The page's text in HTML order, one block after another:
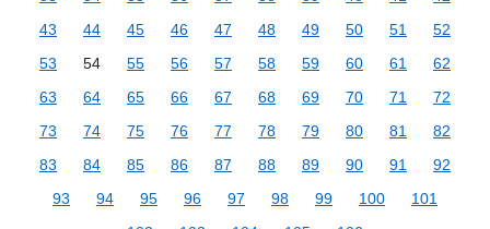
43
44 45 46 47 48 49 50 51
52
53
54 55 56 57 58 59 60 61
62
63
64 65 66 67 68 69 70 71
72
73
74 75 76 77 78 79 80 81
82
83
84 85 86 87 88 89 90 91
92
93
94 95 96 97 98 99 100
101